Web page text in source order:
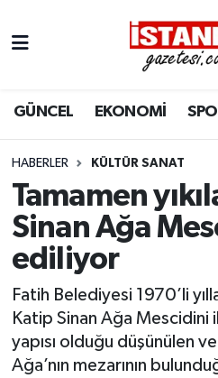
GÜNCEL EKONOMİ
HABERLER KÜLTÜR SANAT
Tamamen
Sinan Ağa
ediliyor
Fatih Belediyesi 1970’li
Katip Sinan Ağa Mescidini
yapısı olduğu düşünülen
Ağa’nın mezarının
EKONOMİ
İSTANBUL
DÜNYA
SPOR
MAGAZİN
KÜLTÜR SANAT
Nöbetçi Eczaneler
Hava Durumu
Trafik Durumu
Süper Lig Puan
Tüm Manşetler
Son Dakika Haberleri
Haber Arşivi